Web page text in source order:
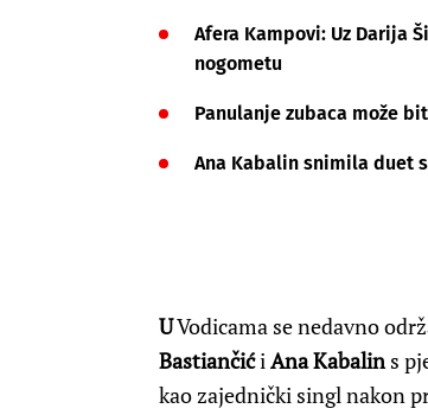
Afera Kampovi: Uz Darija
nogometu
Panulanje zubaca može
Ana Kabalin snimila duet
UVodicama se nedavno
BastiančićiAna Kabalins
kao zajednički singl nakon